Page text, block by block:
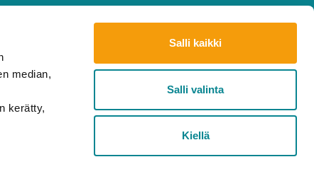
median,
kerätty,
Salli kaikki
Salli valinta
Kiellä